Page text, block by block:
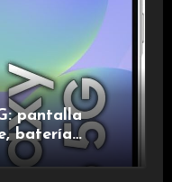
pantalla
batería
para una